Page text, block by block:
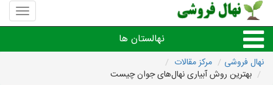
منوی
سایت
فروشی
نهالستان ها
نهال های مثمر،میوه
نهال فروشی
مرکز مقالات
بهترین روش آبیاری نهال‌های جوان چیست